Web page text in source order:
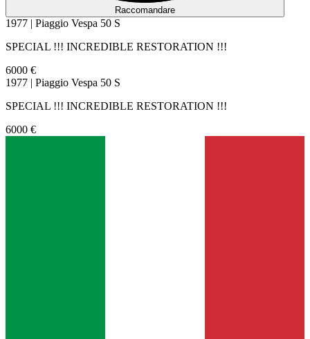
Raccomandare
1977 | Piaggio Vespa 50 S
SPECIAL !!! INCREDIBLE RESTORATION !!!
6000 €
1977 | Piaggio Vespa 50 S
SPECIAL !!! INCREDIBLE RESTORATION !!!
6000 €